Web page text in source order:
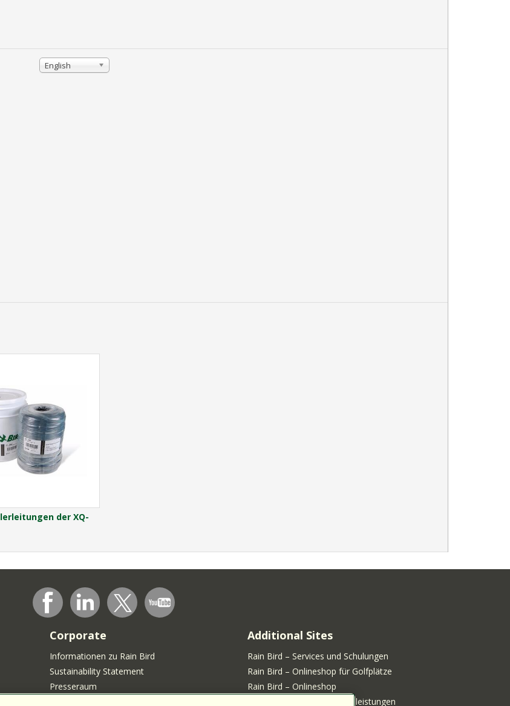
English
der XQ-
Corporate
Informationen zu Rain Bird
Sustainability Statement
Presseraum
Additional Sites
Rain Bird – Services und Schulungen
Rain Bird – Onlineshop für Golfplätze
Rain Bird – Onlineshop
Rain Bird – Shop für Serviceleistungen